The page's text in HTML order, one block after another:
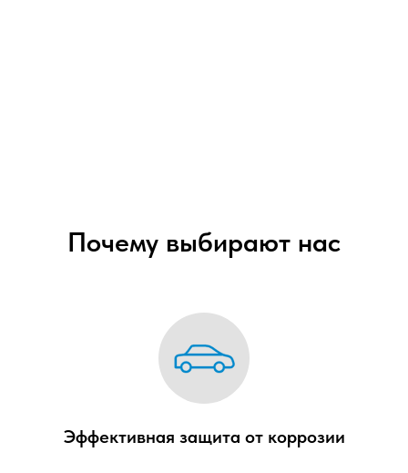
Почему выбирают нас
Эффективная защита от коррозии